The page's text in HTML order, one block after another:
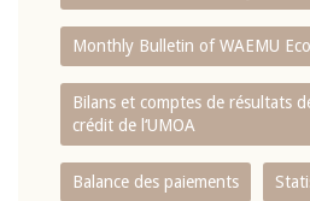
Monthly Bulletin of WAEMU
Bilans et comptes de résultats
crédit de l‘UMOA
Balance des paiements